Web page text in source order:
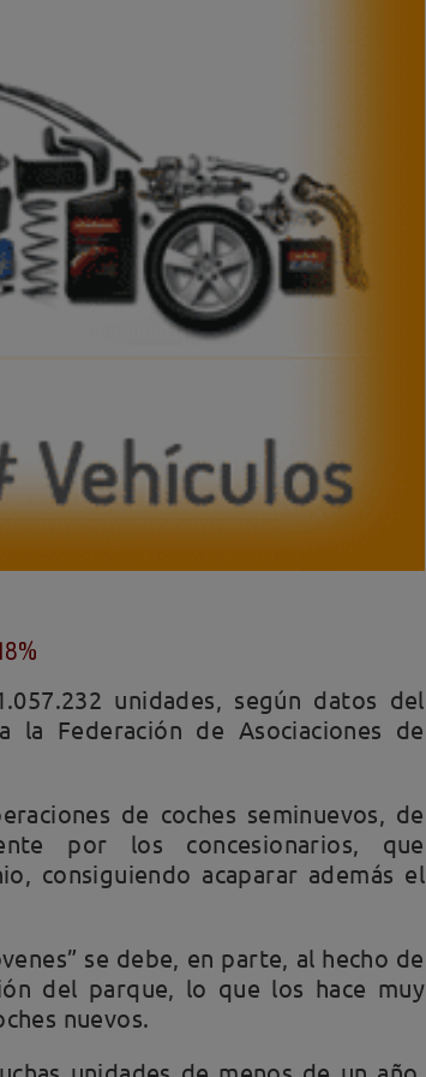
unidades, según datos del
Federación de Asociaciones de
de coches seminuevos, de
por los concesionarios, que
consiguiendo acaparar además el
se debe, en parte, al hecho de
del parque, lo que los hace muy
nuevos.